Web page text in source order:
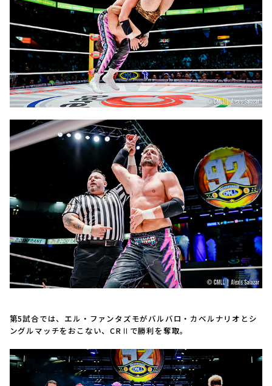
第5試合では、エル・ファンタズモがバルバロ・カベルナリオとシ
ングルマッチをおこない、CRⅡで勝利を奪取。